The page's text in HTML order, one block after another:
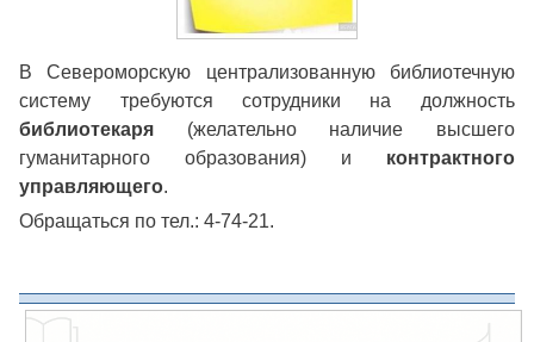
В Североморскую централизованную библиотечную
систему требуются сотрудники на должность
библиотекаря (желательно наличие высшего
гуманитарного образования) и контрактного
управляющего.
Обращаться по тел.: 4-74-21.